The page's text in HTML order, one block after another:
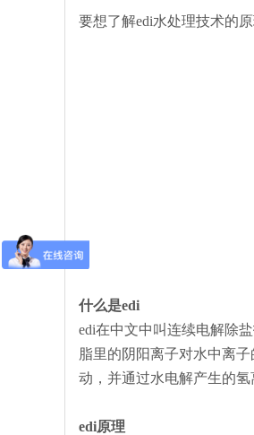
要想了解edi水处理技术的
什么是edi
edi在中文中叫连续电解除
脂里的阴阳离子对水中离
动，并通过水电解产生的
edi原理